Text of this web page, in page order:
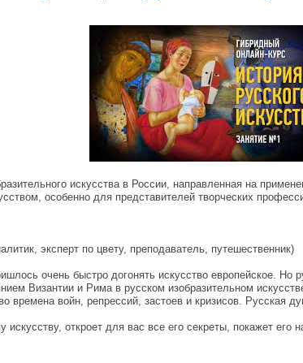
искусства в России, направленная на
особенно для представителей творческих
эксперт по цвету, преподаватель, путешественник)
очень быстро догонять искусство европейское.
Византии и Рима в русском изобразительном
времена войн, репрессий, застоев и кризисов. Русская
откроет для вас все его секреты, покажет